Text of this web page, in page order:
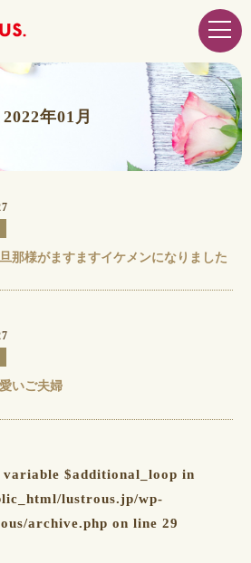
2022年01月
那様がますますイケメンになりました
いご夫婦
variable $additional_loop in
lustrous.jp/wp-
archive.php on line 29